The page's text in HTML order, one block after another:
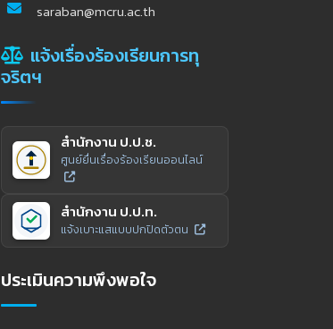
saraban@mcru.ac.th
แจ้งเรื่องร้องเรียนการทุ
จริตฯ
สำนักงาน ป.ป.ช.
ศูนย์ยื่นเรื่องร้องเรียนออนไลน์
สำนักงาน ป.ป.ท.
แจ้งเบาะแสแบบปกปิดตัวตน
ประเมินความพึงพอใจ